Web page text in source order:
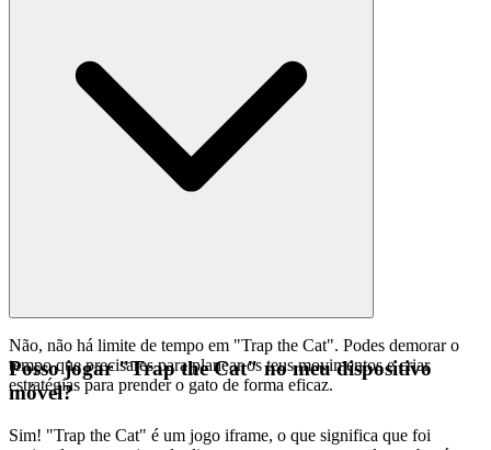
Não, não há limite de tempo em "Trap the Cat". Podes demorar o
tempo que precisares para planear os teus movimentos e criar
estratégias para prender o gato de forma eficaz.
Posso jogar "Trap the Cat" no meu dispositivo
móvel?
Sim! "Trap the Cat" é um jogo iframe, o que significa que foi